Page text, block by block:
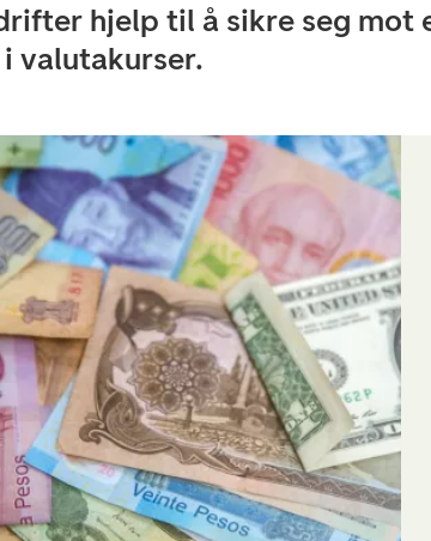
hjelp til å sikre seg mot
valutakurser.